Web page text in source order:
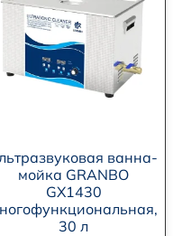
ванна-
мойка GRANBO
GX1430
30 л